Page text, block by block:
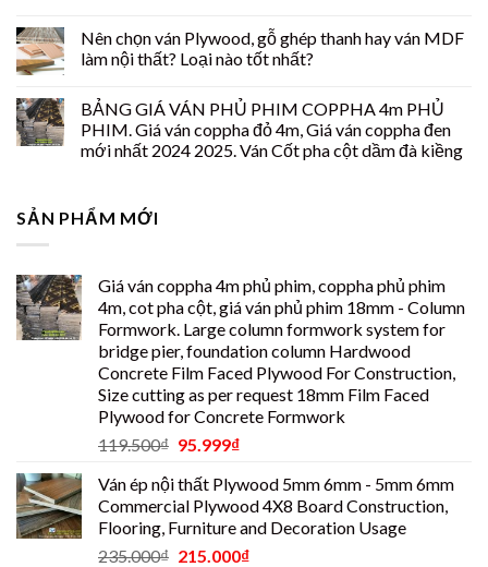
Nên chọn ván Plywood, gỗ ghép thanh hay ván MDF
làm nội thất? Loại nào tốt nhất?
BẢNG GIÁ VÁN PHỦ PHIM COPPHA 4m PHỦ
PHIM. Giá ván coppha đỏ 4m, Giá ván coppha đen
mới nhất 2024 2025. Ván Cốt pha cột dầm đà kiềng
SẢN PHẨM MỚI
Giá ván coppha 4m phủ phim, coppha phủ phim
4m, cot pha cột, giá ván phủ phim 18mm - Column
Formwork. Large column formwork system for
bridge pier, foundation column Hardwood
Concrete Film Faced Plywood For Construction,
Size cutting as per request 18mm Film Faced
Plywood for Concrete Formwork
119.500₫ 95.999₫
Ván ép nội thất Plywood 5mm 6mm - 5mm 6mm
Commercial Plywood 4X8 Board Construction,
Flooring, Furniture and Decoration Usage
235.000₫ 215.000₫